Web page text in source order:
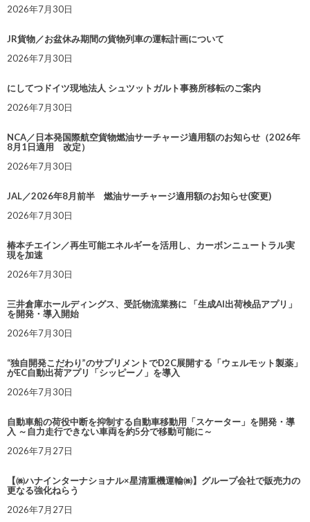
2026年7月30日
JR貨物／お盆休み期間の貨物列車の運転計画について
2026年7月30日
にしてつドイツ現地法人 シュツットガルト事務所移転のご案内
2026年7月30日
NCA／日本発国際航空貨物燃油サーチャージ適用額のお知らせ（2026年
8月1日適用 改定）
2026年7月30日
JAL／2026年8月前半 燃油サーチャージ適用額のお知らせ(変更)
2026年7月30日
椿本チエイン／再生可能エネルギーを活用し、カーボンニュートラル実
現を加速
2026年7月30日
三井倉庫ホールディングス、受託物流業務に 「生成AI出荷検品アプリ」
を開発・導入開始
2026年7月30日
“独自開発こだわり”のサプリメントでD2C展開する「ウェルモット製薬」
がEC自動出荷アプリ「シッピーノ」を導入
2026年7月30日
自動車船の荷役中断を抑制する自動車移動用「スケーター」を開発・導
入 ～自力走行できない車両を約5分で移動可能に～
2026年7月27日
【㈱ハナインターナショナル×星清重機運輸㈱】グループ会社で販売力の
更なる強化ねらう
2026年7月27日